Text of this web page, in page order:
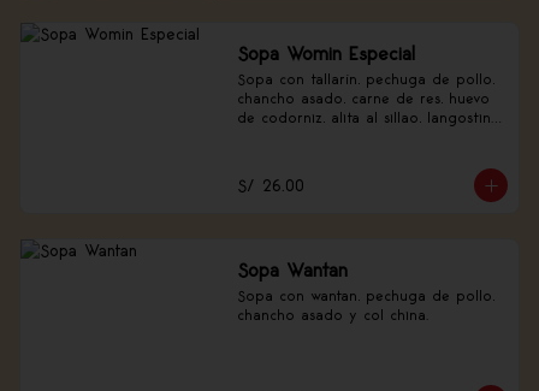
Sopa Womin Especial
Sopa con tallarín, pechuga de pollo,
chancho asado, carne de res, huevo
de codorniz, alita al sillao, langostino
S/ 26.00
Sopa Wantan
Sopa con wantan, pechuga de pollo,
chancho asado y col china.